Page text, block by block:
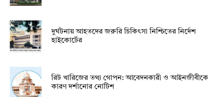
দুর্ঘটনায় আহতদের জরুরি চিকিৎসা নিশ্চিতের নির্দেশ
হাইকোর্টের
রিট খারিজের তথ্য গোপন: আবেদনকারী ও আইনজীবীকে
কারণ দর্শানোর নোটিশ